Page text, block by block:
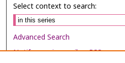
Select context to search:
Advanced Search
Notify me via email orRSS